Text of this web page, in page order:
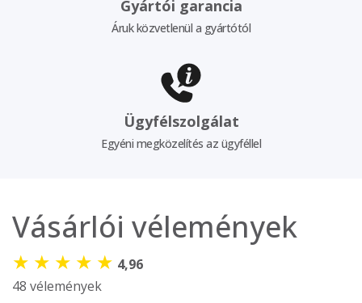
Gyártói garancia
Áruk közvetlenül a gyártótól
Ügyfélszolgálat
Egyéni megközelítés az ügyféllel
Vásárlói vélemények
★ ★ ★ ★ ★ 4,96
48 vélemények